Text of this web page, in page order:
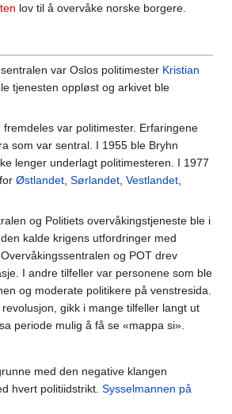
lov til å overvåke norske borgere.
var Oslos politimester Kristian
tjenesten oppløst og arkivet ble
var politimester. Erfaringene
som var sentral. I 1955 ble Bryhn
lenger underlagt politimesteren. I 1977
Østlandet Sørlandet Vestlandet
og Politiets overvåkingstjeneste ble i
kalde krigens utfordringer med
og POT drev
I andre tilfeller var personene som ble
og moderate politikere på venstresida.
gikk i mange tilfeller langt ut
periode mulig å få se «mappa si».
med den negative klangen
hvert politiidstrikt. Sysselmannen på